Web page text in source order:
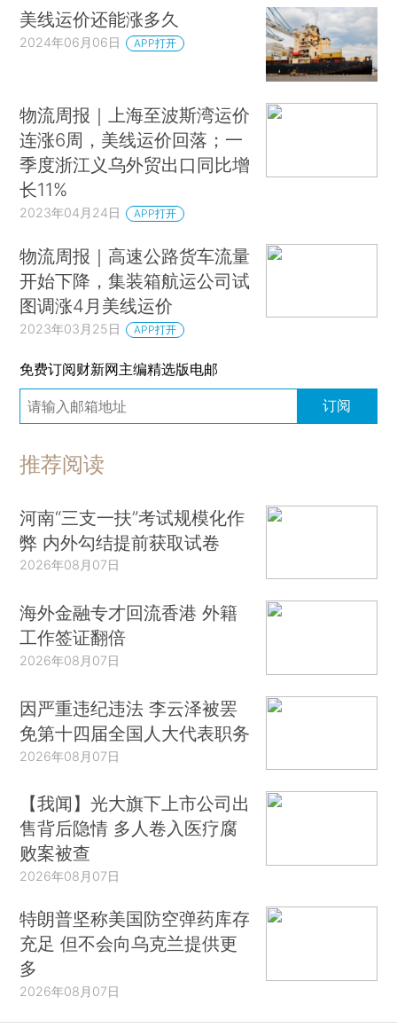
美线运价还能涨多久
2024年06月06日 APP打开
物流周报｜上海至波斯湾运价
连涨6周，美线运价回落；一
季度浙江义乌外贸出口同比增
长11%
2023年04月24日 APP打开
物流周报｜高速公路货车流量
开始下降，集装箱航运公司试
图调涨4月美线运价
2023年03月25日 APP打开
免费订阅财新网主编精选版电邮
订阅
推荐阅读
河南“三支一扶”考试规模化作
弊 内外勾结提前获取试卷
2026年08月07日
海外金融专才回流香港 外籍
工作签证翻倍
2026年08月07日
因严重违纪违法 李云泽被罢
免第十四届全国人大代表职务
2026年08月07日
【我闻】光大旗下上市公司出
售背后隐情 多人卷入医疗腐
败案被查
2026年08月07日
特朗普坚称美国防空弹药库存
充足 但不会向乌克兰提供更
多
2026年08月07日